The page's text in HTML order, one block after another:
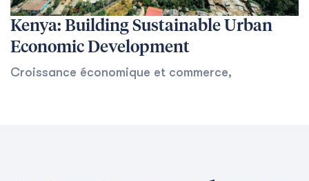
Kenya: Building Sustainable Urban
Economic Development
Croissance économique et commerce,